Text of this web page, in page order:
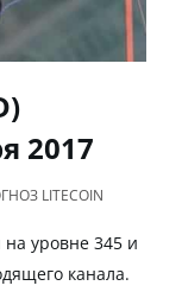
2017
LITECOIN
на уровне 345 и
канала.